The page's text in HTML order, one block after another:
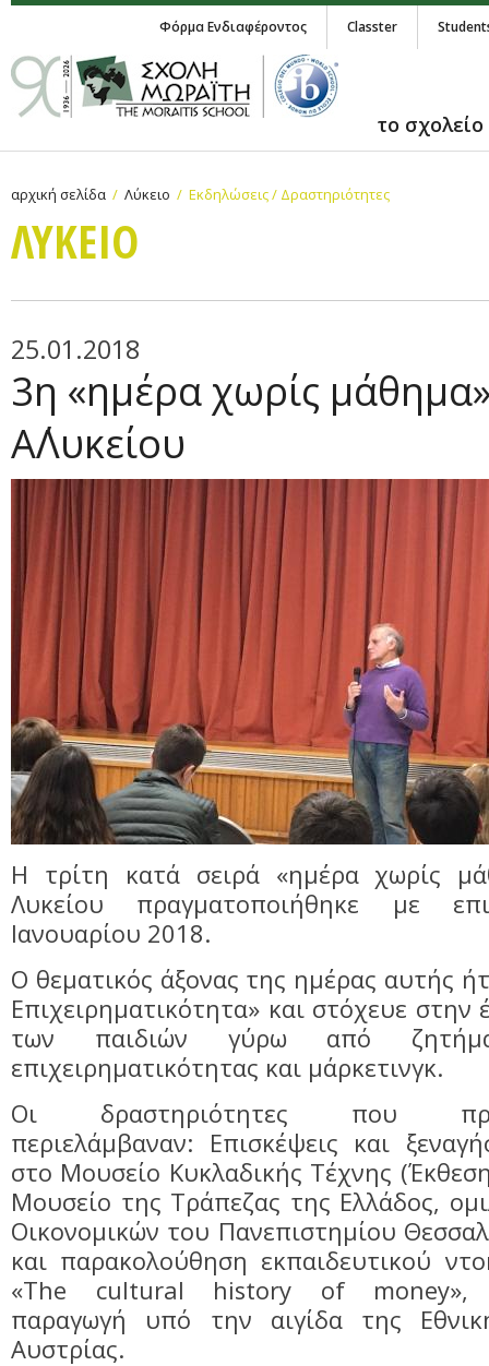
Φόρμα Ενδιαφέροντος Classter
το σχολείο
αρχική σελίδα Λύκειο Εκδηλώσεις / Δραστηριότητες
ΛΥΚΕΙΟ
25.01.2018
3η «ημέρα χωρίς
Α΄Λυκείου
Η τρίτη κατά σειρά «ημέρα χωρίς
Λυκείου πραγματοποιήθηκε με
Ιανουαρίου 2018.
Ο θεματικός άξονας της ημέρας αυτής
Επιχειρηματικότητα» και στόχευε
των παιδιών γύρω από
επιχειρηματικότητας και μάρκετινγκ.
Οι δραστηριότητες που
περιελάμβαναν: Επισκέψεις και
στο Μουσείο Κυκλαδικής Τέχνης
Μουσείο της Τράπεζας της Ελλάδος,
Οικονομικών του Πανεπιστημίου
και παρακολούθηση εκπαιδευτικού
«The cultural history of money»,
παραγωγή υπό την αιγίδα της
Αυστρίας.